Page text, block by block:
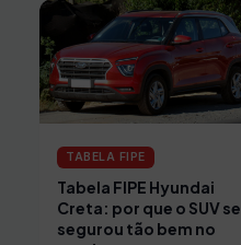
TABELA FIPE
Tabela FIPE Hyundai
Creta: por que o SUV se
segurou tão bem no